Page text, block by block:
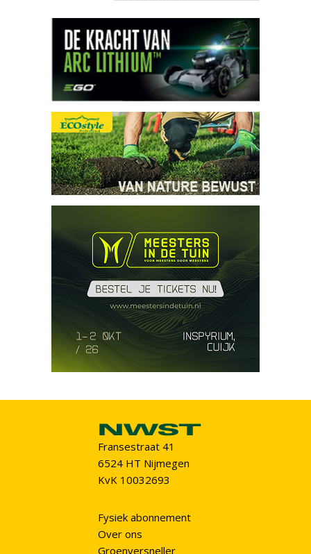
Fransestraat 41
6524 HT Nijmegen
KvK 10032693
Fysiek abonnement
Over ons
Groenversneller